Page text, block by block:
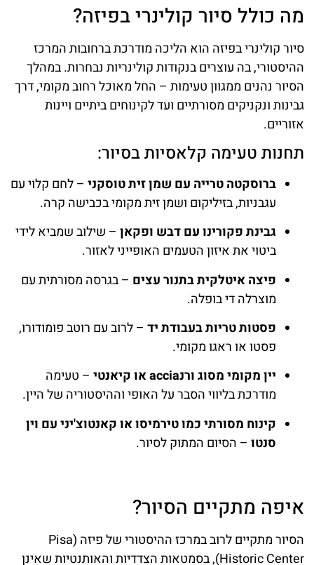
מה כולל סיור קולינרי בפיזה?
סיור קולינרי בפיזה הוא הליכה מודרכת ברחובות המרכז
ההיסטורי, בה עוצרים בנקודות קולינריות נבחרות. במהלך
הסיור נהנים ממגוון טעימות – החל מאוכל רחוב מקומי, דרך
גבינות ונקניקים מסורתיים ועד לקינוחים ביתיים ויינות
אזוריים.
תחנות טעימה קלאסיות בסיור:
ברוסקטה טרייה עם שמן זית טוסקני – לחם קלוי עם
עגבניות, בזיליקום ושמן זית מקומי בכבישה קרה.
גבינת פקורינו עם דבש ופקאן – שילוב שמביא לידי
ביטוי את איזון הטעמים האופייני לאזור.
פיצה איטלקית בתנור עצים – בגרסה מסורתית עם
מוצרלה די בופלה.
פסטות טריות בעבודת יד – לרוב עם רוטב פומודורו,
פסטו או ראגו מקומי.
יין מקומי מסוג ורנaccia או קיאנטי
– טעימה
מודרכת בליווי הסבר על האופי וההיסטוריה של היין.
קינוח מסורתי כמו טירמיסו או קאנטוצ'יני עם וין
סנטו – הסיום המתוק לסיור.
איפה מתקיים הסיור?
הסיור מתקיים לרוב במרכז ההיסטורי של פיזה (Pisa
Historic Center), בסמטאות הצדדיות והאותנטיות שאינן